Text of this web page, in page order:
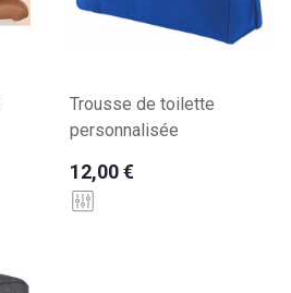
Trousse de toilette
personnalisée
12,00 €